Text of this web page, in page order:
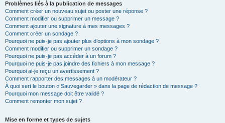
Problèmes liés à la publication de messages
Comment créer un nouveau sujet ou poster une réponse ?
Comment modifier ou supprimer un message ?
Comment ajouter une signature à mes messages ?
Comment créer un sondage ?
Pourquoi ne puis-je pas ajouter plus d’options à mon sondage ?
Comment modifier ou supprimer un sondage ?
Pourquoi ne puis-je pas accéder à un forum ?
Pourquoi ne puis-je pas joindre des fichiers à mon message ?
Pourquoi ai-je reçu un avertissement ?
Comment rapporter des messages à un modérateur ?
À quoi sert le bouton « Sauvegarder » dans la page de rédaction de message ?
Pourquoi mon message doit être validé ?
Comment remonter mon sujet ?
Mise en forme et types de sujets